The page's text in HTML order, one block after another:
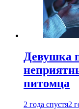
Девушка
питомца
2 года спустя2